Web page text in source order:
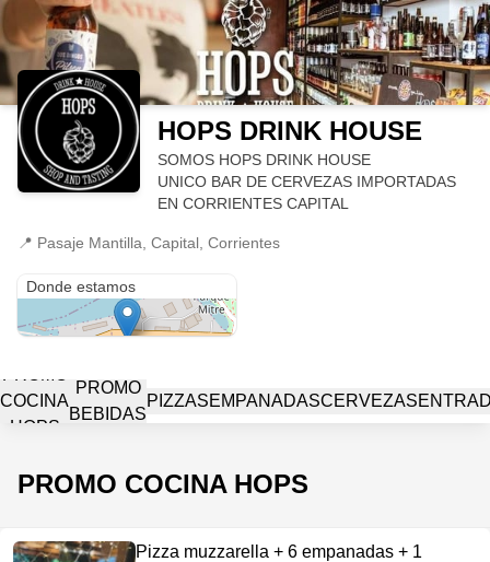
HOPS DRINK HOUSE
SOMOS HOPS DRINK HOUSE
UNICO BAR DE CERVEZAS IMPORTADAS
EN CORRIENTES CAPITAL
📍 Pasaje Mantilla, Capital, Corrientes
Donde estamos
COCINA
HOPS
PROMO
BEBIDAS
PIZZASEMPANADASCERVEZAS
PROMO COCINA HOPS
Pizza muzzarella + 6 empanadas + 1